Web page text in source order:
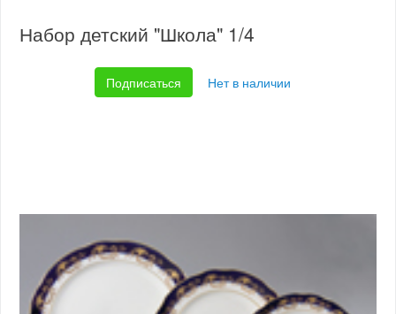
Набор детский "Школа" 1/4
Подписаться Нет в наличии